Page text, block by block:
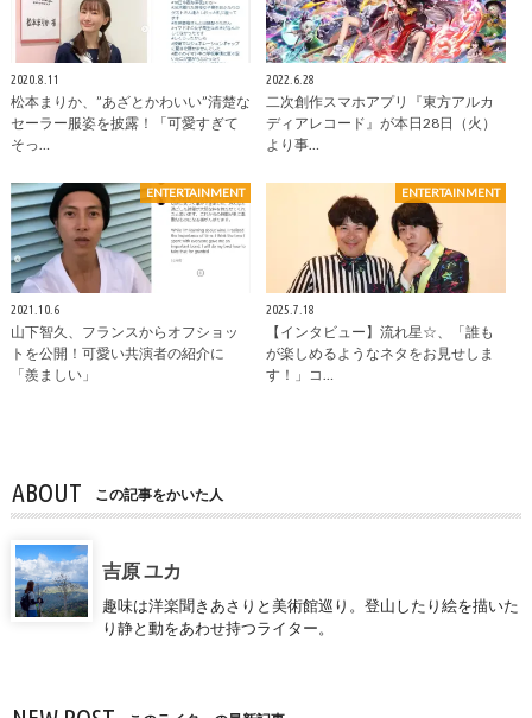
2020.8.11
松本まりか、”あざとかわいい”清楚な
セーラー服姿を披露！「可愛すぎて
そっ…
2022.6.28
二次創作スマホアプリ『東方アルカ
ディアレコード』が本日28日（火）
より事…
ENTERTAINMENT
2021.10.6
山下智久、フランスからオフショッ
トを公開！可愛い共演者の紹介に
「羨ましい」
ENTERTAINMENT
2025.7.18
【インタビュー】流れ星☆、「誰も
が楽しめるようなネタをお見せしま
す！」コ…
ABOUT この記事をかいた人
吉原 ユカ
趣味は洋楽聞きあさりと美術館巡り。登山したり絵を描いた
り静と動をあわせ持つライター。